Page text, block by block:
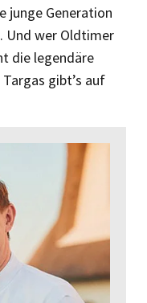
junge Generation
Und wer Oldtimer
die legendäre
gibt’s auf